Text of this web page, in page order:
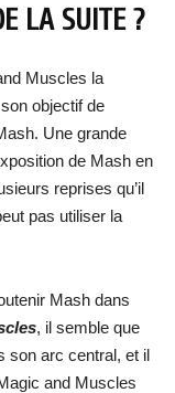
LA SUITE ?
Muscles la
objectif de
Une grande
de Mash en
reprises qu’il
pas utiliser la
Mash dans
, il semble que
son arc central, et il
and Muscles